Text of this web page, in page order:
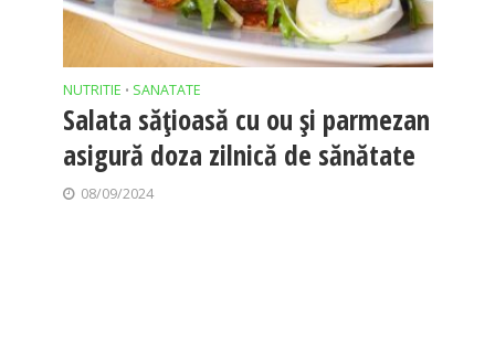
NUTRITIE • SANATATE
Salata sățioasă cu ou și parmezan
asigură doza zilnică de sănătate
08/09/2024